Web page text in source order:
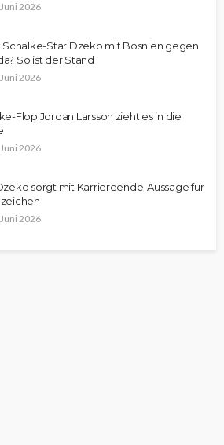
2026
Schalke-Star Dzeko mit Bosnien gegen
So ist der Stand
2026
Flop Jordan Larsson zieht es in die
2026
sorgt mit Karriereende-Aussage für
2026